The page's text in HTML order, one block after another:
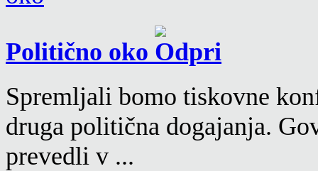
Politično oko
Spremljali bomo tiskovne
druga politična dogajanja.
prevedli v ...